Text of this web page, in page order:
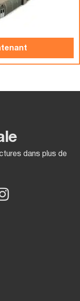
dans plus de